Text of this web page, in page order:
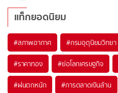
แท็กยอดนิยม
#สภาพอากาศ #กรมอุตุนิยมวิทยา
#ราคาทอง #ย่อโลกเศรษฐกิจ
#ฝนตกหนัก #การตลาดเงินล้าน